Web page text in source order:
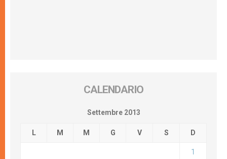
CALENDARIO
Settembre 2013
L M M G V S D
1